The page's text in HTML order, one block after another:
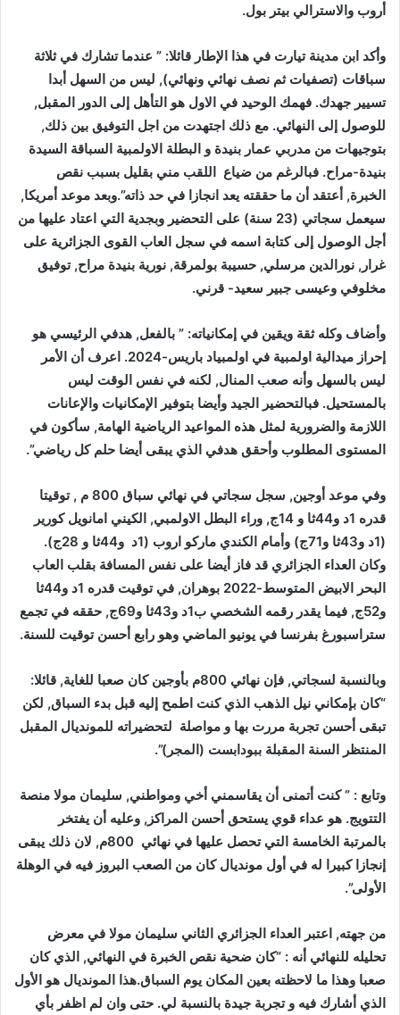
أروب والاسترالي بيتر بول.
وأكد ابن مدينة تيارت في هذا الإطار قائلا: ” عندما تشارك في ثلاثة
سباقات (تصفيات ثم نصف نهائي ونهائي), ليس من السهل أبدا
تسيير جهدك. فهمك الوحيد في الاول هو التأهل إلى الدور المقبل,
للوصول إلى النهائي. مع ذلك اجتهدت من اجل التوفيق بين ذلك,
بتوجيهات من مدربي عمار بنيدة و البطلة الاولمبية السباقة السيدة
بنيدة-مراح. فبالرغم من ضياع اللقب مني بقليل بسبب نقص
الخبرة, أعتقد أن ما حققته يعد انجازا في حد ذاته”.وبعد موعد أمريكا,
سيعمل سجاتي (23 سنة) على التحضير وبجدية التي اعتاد عليها من
أجل الوصول إلى كتابة اسمه في سجل العاب القوى الجزائرية على
غرار, نورالدين مرسلي, حسيبة بولمرقة, نورية بنيدة مراح, توفيق
مخلوفي وعيسى جبير سعيد- قرني.
وأضاف وكله ثقة ويقين في إمكانياته: ” بالفعل, هدفي الرئيسي هو
إحراز ميدالية اولمبية في اولمبياد باريس-2024. اعرف أن الأمر
ليس بالسهل وأنه صعب المنال, لكنه في نفس الوقت ليس
بالمستحيل. فبالتحضير الجيد وأيضا بتوفير الإمكانيات والإعانات
اللازمة والضرورية لمثل هذه المواعيد الرياضية الهامة, سأكون في
المستوى المطلوب وأحقق هدفي الذي يبقى أيضا حلم كل رياضي”.
وفي موعد أوجين, سجل سجاتي في نهائي سباق 800 م , توقيتا
قدره 1د و44ثا و 14ج, وراء البطل الاولمبي, الكيني امانويل كورير
(1د و43ثا و71ج) وأمام الكندي ماركو اروب (1د و44ثا و 28ج).
وكان العداء الجزائري قد فاز أيضا على نفس المسافة بقلب العاب
البحر الابيض المتوسط-2022 بوهران, في توقيت قدره 1د و44ثا
و52ج, فيما يقدر رقمه الشخصي ب1د و43ثا و69ج, حققه في تجمع
ستراسبورغ بفرنسا في يونيو الماضي وهو رابع أحسن توقيت للسنة.
وبالنسبة لسجاتي, فإن نهائي 800م بأوجين كان صعبا للغاية, قائلا:
“كان بإمكاني نيل الذهب الذي كنت اطمح إليه قبل بدء السباق, لكن
تبقى أحسن تجربة مررت بها و مواصلة لتحضيراته للمونديال المقبل
المنتظر السنة المقبلة ببودابست (المجر)”.
وتابع : ” كنت أتمنى أن يقاسمني أخي ومواطني, سليمان مولا منصة
التتويج. هو عداء قوي يستحق أحسن المراكز, وعليه أن يفتخر
بالمرتبة الخامسة التي تحصل عليها في نهائي 800م, لان ذلك يبقى
إنجازا كبيرا له في أول مونديال كان من الصعب البروز فيه في الوهلة
الأولى”.
من جهته, اعتبر العداء الجزائري الثاني سليمان مولا في معرض
تحليله للنهائي أنه : “كان ضحية نقص الخبرة في النهائي, الذي كان
صعبا وهذا ما لاحظته بعين المكان يوم السباق.هذا المونديال هو الأول
الذي أشارك فيه و تجربة جيدة بالنسبة لي. حتى وان لم اظفر بأي